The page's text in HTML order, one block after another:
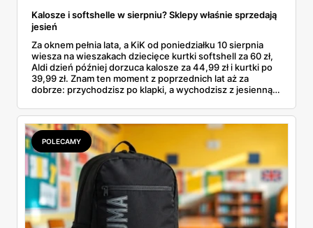
Kalosze i softshelle w sierpniu? Sklepy właśnie sprzedają
jesień
Za oknem pełnia lata, a KiK od poniedziałku 10 sierpnia
wiesza na wieszakach dziecięce kurtki softshell za 60 zł,
Aldi dzień później dorzuca kalosze za 44,99 zł i kurtki po
39,99 zł. Znam ten moment z poprzednich lat aż za
dobrze: przychodzisz po klapki, a wychodzisz z jesienną
pojawi się w gazetkach w przyszłym tygodniu i czy jest
sens kupować jesień, zanim skończą się wakacje.
POLECAMY